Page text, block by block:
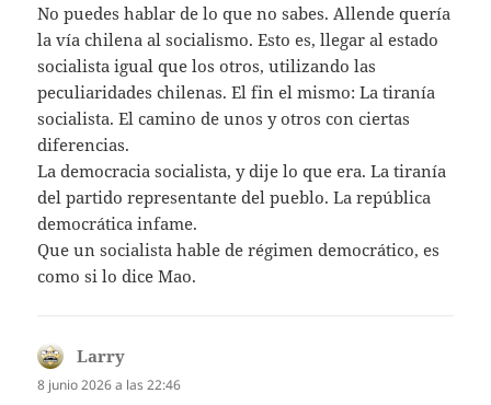
No puedes hablar de lo que no sabes. Allende quería
la vía chilena al socialismo. Esto es, llegar al estado
socialista igual que los otros, utilizando las
peculiaridades chilenas. El fin el mismo: La tiranía
socialista. El camino de unos y otros con ciertas
diferencias.
La democracia socialista, y dije lo que era. La tiranía
del partido representante del pueblo. La república
democrática infame.
Que un socialista hable de régimen democrático, es
como si lo dice Mao.
Larry
8 junio 2026 a las 22:46